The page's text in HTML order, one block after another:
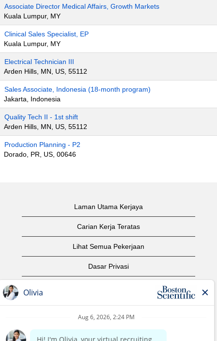
Associate Director Medical Affairs, Growth Markets
Kuala Lumpur, MY
Clinical Sales Specialist, EP
Kuala Lumpur, MY
Electrical Technician III
Arden Hills, MN, US, 55112
Sales Associate, Indonesia (18-month program)
Jakarta, Indonesia
Quality Tech II - 1st shift
Arden Hills, MN, US, 55112
Production Planning - P2
Dorado, PR, US, 00646
Laman Utama Kerjaya
Carian Kerja Teratas
Lihat Semua Pekerjaan
Dasar Privasi
Notis Hak Cipta